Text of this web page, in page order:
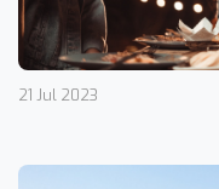
21 Jul 2023